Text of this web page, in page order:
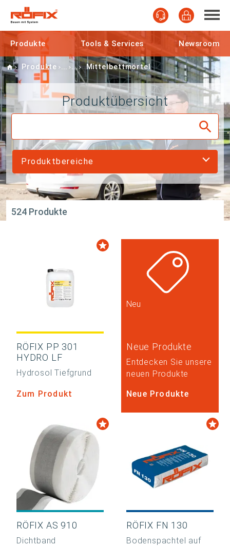
Produkte Tools & Services Newsroom
HomeProdukte Mittelbettmörtel
Produktübersicht
Produktbereiche
524 Produkte
RÖFIX PP 301
HYDRO LF
Hydrosol Tiefgrund
Zum Produkt
Neu
Neue Produkte
Entdecken Sie unsere
neuen Produkte
Neue Produkte
RÖFIX AS 910
Dichtband
RÖFIX FN 130
Bodenspachtel auf